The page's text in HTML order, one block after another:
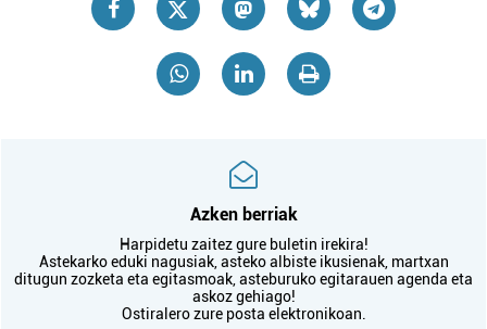
Azken berriak
Harpidetu zaitez gure buletin irekira!
Astekarko eduki nagusiak, asteko albiste ikusienak, martxan
ditugun zozketa eta egitasmoak, asteburuko egitarauen agenda eta
askoz gehiago!
Ostiralero zure posta elektronikoan.